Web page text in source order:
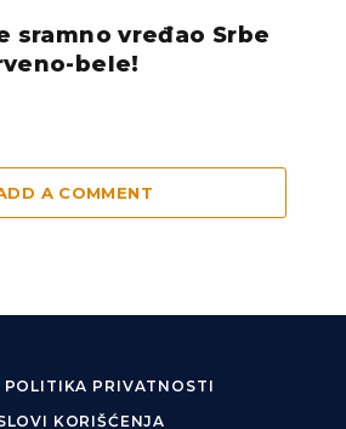
sramno vređao Srbe
bele!
A COMMENT
POLITIKA PRIVATNOSTI
KORIŠĆENJA